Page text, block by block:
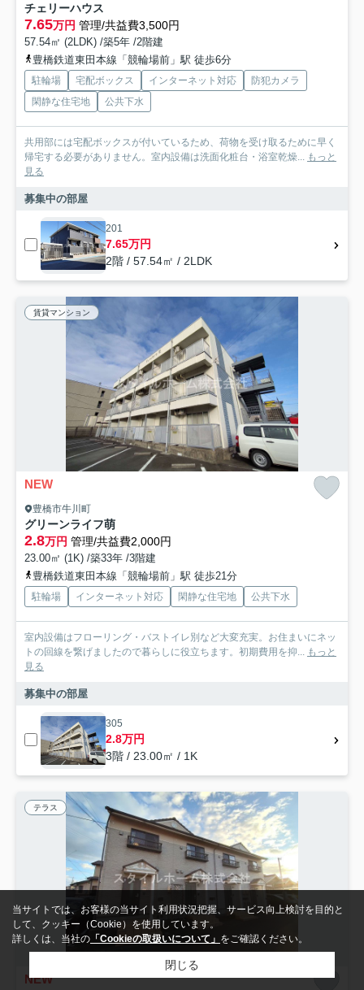
チェリーハウス
7.65万円 管理/共益費3,500円
57.54㎡ (2LDK) /築5年 /2階建
豊橋鉄道東田本線「競輪場前」駅 徒歩6分
駐輪場 宅配ボックス インターネット対応
防犯カメラ
閑静な住宅地
公共下水
共用部には宅配ボックスが付いているため、荷物を受け取るために早く
帰宅する必要がありません。室内設備は洗面化粧台・浴室乾燥...
もっと
見る
募集中の部屋
201
7.65万円
2階 / 57.54㎡ / 2LDK
賃貸マンション
NEW
豊橋市牛川町
グリーンライフ萌
2.8万円 管理/共益費2,000円
23.00㎡ (1K) /築33年 /3階建
豊橋鉄道東田本線「競輪場前」駅 徒歩21分
駐輪場 インターネット対応 閑静な住宅地 公共下水
室内設備はフローリング・バストイレ別など大変充実。お住まいにネッ
トの回線を繋げましたので暮らしに役立ちます。初期費用を抑...
もっと
見る
募集中の部屋
305
2.8万円
3階 / 23.00㎡ / 1K
テラス
NEW
当サイトでは、お客様の当サイト利用状況把握、サービス向上検討を目的と
して、クッキー（Cookie）を使用しています。
詳しくは、当社の 「Cookieの取扱いについて」 をご確認ください。
閉じる